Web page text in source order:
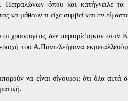
όπου και κατήγγειλε τα
να μάθουν τι είχε συμβεί και αν
χρυσαυγίτες δεν περιορίστηκαν στον
του Α.Παντελεήμονα
να είναι σίγουροι: ότι όλα αυτά